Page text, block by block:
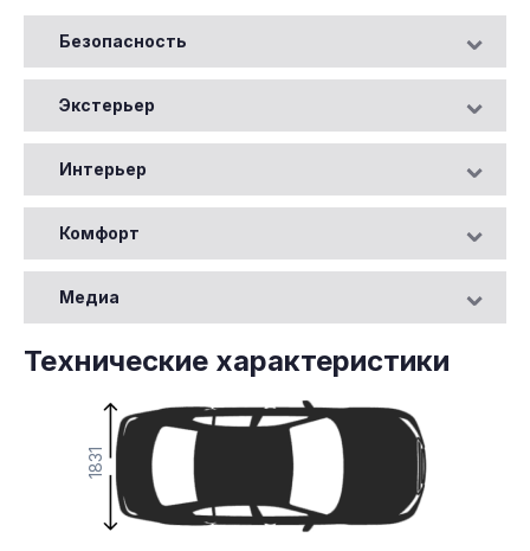
Безопасность
Экстерьер
Интерьер
Комфорт
Медиа
Технические характеристики
1831